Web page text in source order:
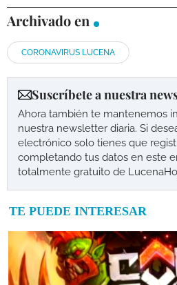
Archivado en
CORONAVIRUS LUCENA
Suscríbete a nuestra
Ahora también te mantenemos
nuestra newsletter diaria. Si
electrónico solo tienes que
completando tus datos en este
totalmente gratuito de
TE PUEDE INTERESAR